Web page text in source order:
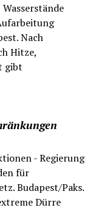
Nach
Hitze,
gibt
- Regierung
für
Budapest/Paks.
Dürre